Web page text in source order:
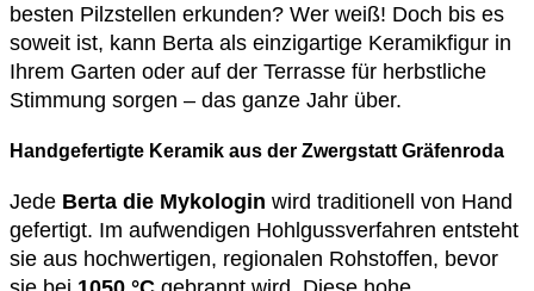
besten Pilzstellen erkunden? Wer weiß! Doch bis es
soweit ist, kann Berta als einzigartige Keramikfigur in
Ihrem Garten oder auf der Terrasse für herbstliche
Stimmung sorgen – das ganze Jahr über.
Handgefertigte Keramik aus der Zwergstatt Gräfenroda
Jede Berta die Mykologin wird traditionell von Hand
gefertigt. Im aufwendigen Hohlgussverfahren entsteht
sie aus hochwertigen, regionalen Rohstoffen, bevor